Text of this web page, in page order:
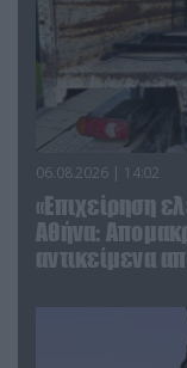
06.08.2026 | 14:02
«Επιχείρηση
Αθήνα:
αντικείμενα